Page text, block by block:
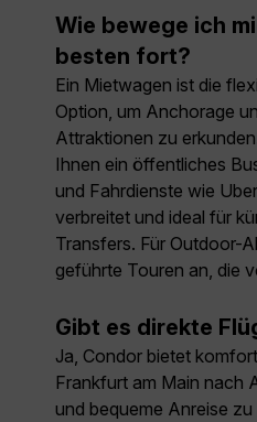
Wie bewege ich
besten fort?
Ein Mietwagen ist die
Option, um Anchorage
Attraktionen zu
Ihnen ein öffentliches
und Fahrdienste wie
verbreitet und ideal für
Transfers. Für Outdoor-
geführte Touren an, die
Gibt es direkte
Ja, Condor bietet
Frankfurt am Main nach
und bequeme Anreise